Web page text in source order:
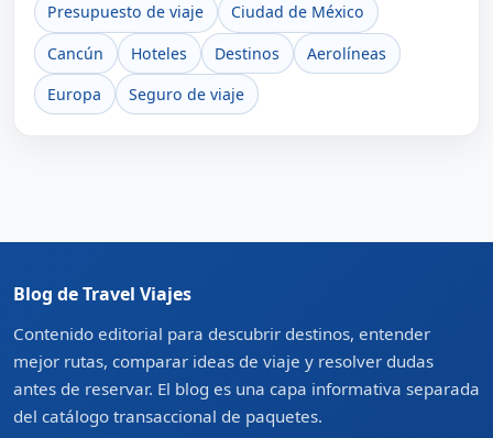
Presupuesto de viaje
Ciudad de México
Cancún
Hoteles Destinos
Aerolíneas
Europa
Seguro de viaje
Blog de Travel Viajes
Contenido editorial para descubrir destinos, entender
mejor rutas, comparar ideas de viaje y resolver dudas
antes de reservar. El blog es una capa informativa separada
del catálogo transaccional de paquetes.